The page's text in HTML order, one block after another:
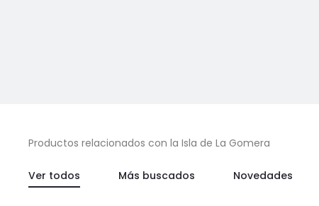
Productos relacionados con la Isla de La Gomera
Ver todos Más buscados Novedades